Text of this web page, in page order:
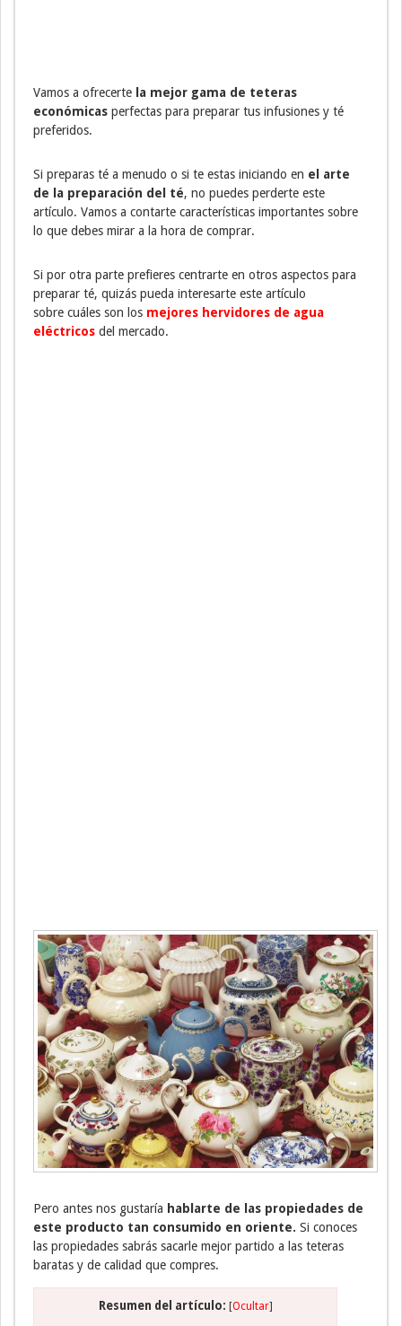
Vamos a ofrecerte la mejor gama de teteras
económicas perfectas para preparar tus infusiones y té
preferidos.
Si preparas té a menudo o si te estas iniciando en el arte
de la preparación del té, no puedes perderte este
artículo. Vamos a contarte características importantes sobre
lo que debes mirar a la hora de comprar.
Si por otra parte prefieres centrarte en otros aspectos para
preparar té, quizás pueda interesarte este artículo
sobre cuáles son los mejores hervidores de agua
eléctricos del mercado.
Pero antes nos gustaría hablarte de las propiedades de
este producto tan consumido en oriente. Si conoces
las propiedades sabrás sacarle mejor partido a las teteras
baratas y de calidad que compres.
Resumen del artículo: [Ocultar]